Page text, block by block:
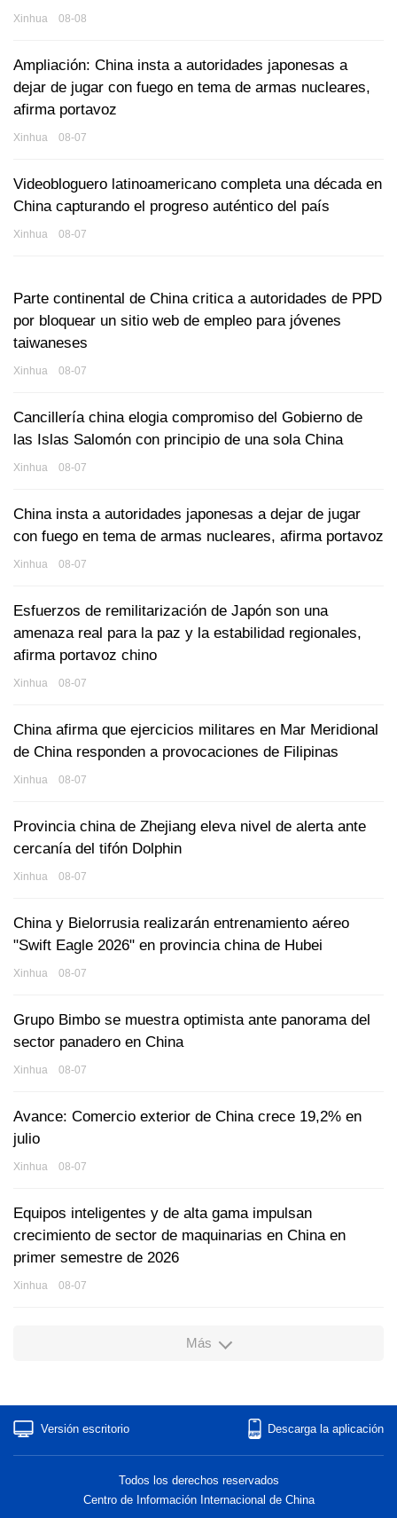
Xinhua 08-08
Ampliación: China insta a autoridades japonesas a
dejar de jugar con fuego en tema de armas nucleares,
afirma portavoz
Xinhua 08-07
Videobloguero latinoamericano completa una década en
China capturando el progreso auténtico del país
Xinhua 08-07
Parte continental de China critica a autoridades de PPD
por bloquear un sitio web de empleo para jóvenes
taiwaneses
Xinhua 08-07
Cancillería china elogia compromiso del Gobierno de
las Islas Salomón con principio de una sola China
Xinhua 08-07
China insta a autoridades japonesas a dejar de jugar
con fuego en tema de armas nucleares, afirma portavoz
Xinhua 08-07
Esfuerzos de remilitarización de Japón son una
amenaza real para la paz y la estabilidad regionales,
afirma portavoz chino
Xinhua 08-07
China afirma que ejercicios militares en Mar Meridional
de China responden a provocaciones de Filipinas
Xinhua 08-07
Provincia china de Zhejiang eleva nivel de alerta ante
cercanía del tifón Dolphin
Xinhua 08-07
China y Bielorrusia realizarán entrenamiento aéreo
"Swift Eagle 2026" en provincia china de Hubei
Xinhua 08-07
Grupo Bimbo se muestra optimista ante panorama del
sector panadero en China
Xinhua 08-07
Avance: Comercio exterior de China crece 19,2% en
julio
Xinhua 08-07
Equipos inteligentes y de alta gama impulsan
crecimiento de sector de maquinarias en China en
primer semestre de 2026
Xinhua 08-07
Más
Versión escritorio Descarga la aplicación
Todos los derechos reservados
Centro de Información Internacional de China